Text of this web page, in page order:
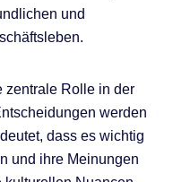
und
zentrale Rolle in der
werden
dass es wichtig
und ihre Meinungen